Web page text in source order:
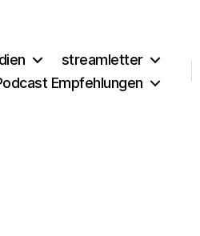
streamletter
Empfehlungen